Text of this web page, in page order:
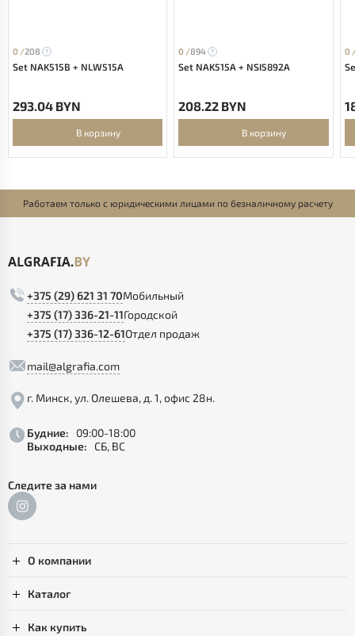
0 /208
Set NAK515B + NLW515A
293.04 BYN
В корзину
0 /894
Set NAK515A + NSI5892A
208.22 BYN
В корзину
0
Работаем только с юридическими лицами по безналичному расчету
+375 (29) 621 31 70Мобильный
+375 (17) 336-21-11Городской
+375 (17) 336-12-61Отдел продаж
mail@algrafia.com
г. Минск, ул. Олешева, д. 1, офис 28н.
Будние:
09:00-18:00
Выходные: СБ, ВС
Следите за нами
О компании
Каталог
Как купить